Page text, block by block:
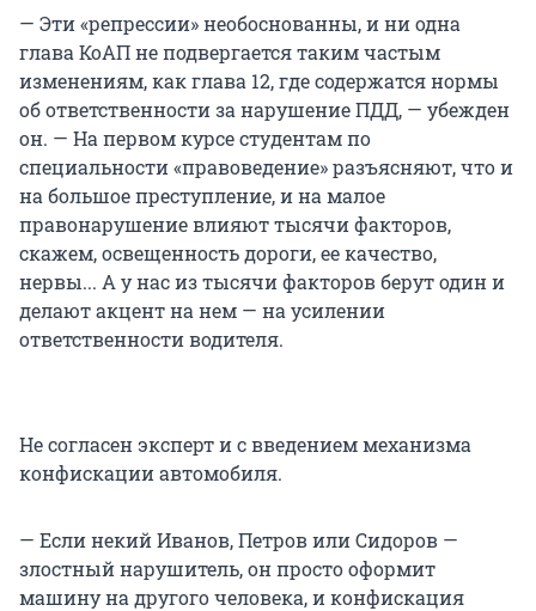
— Эти «репрессии» необоснованны, и ни одна
глава КоАП не подвергается таким частым
изменениям, как глава 12, где содержатся нормы
об ответственности за нарушение ПДД, — убежден
он. — На первом курсе студентам по
специальности «правоведение» разъясняют, что и
на большое преступление, и на малое
правонарушение влияют тысячи факторов,
скажем, освещенность дороги, ее качество,
нервы... А у нас из тысячи факторов берут один и
делают акцент на нем — на усилении
ответственности водителя.
Не согласен эксперт и с введением механизма
конфискации автомобиля.
— Если некий Иванов, Петров или Сидоров —
злостный нарушитель, он просто оформит
машину на другого человека, и конфискация